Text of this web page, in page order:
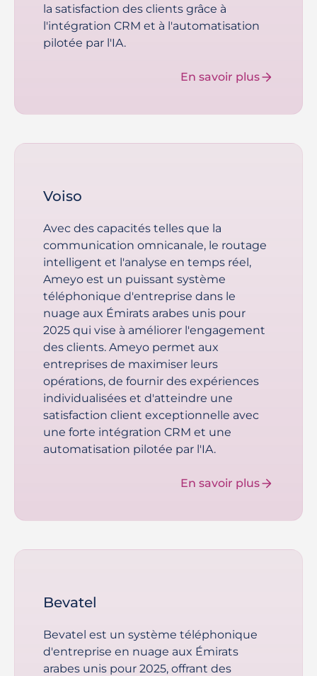
la satisfaction des clients grâce à
l'intégration CRM et à l'automatisation
pilotée par l'IA.
En savoir plus
Voiso
Avec des capacités telles que la
communication omnicanale, le routage
intelligent et l'analyse en temps réel,
Ameyo est un puissant système
téléphonique d'entreprise dans le
nuage aux Émirats arabes unis pour
2025 qui vise à améliorer l'engagement
des clients. Ameyo permet aux
entreprises de maximiser leurs
opérations, de fournir des expériences
individualisées et d'atteindre une
satisfaction client exceptionnelle avec
une forte intégration CRM et une
automatisation pilotée par l'IA.
En savoir plus
Bevatel
Bevatel est un système téléphonique
d'entreprise en nuage aux Émirats
arabes unis pour 2025, offrant des